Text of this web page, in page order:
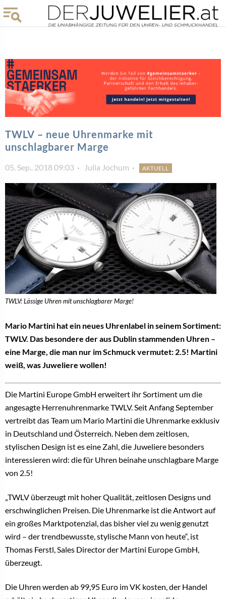
TWLV – neue Uhrenmarke mit
unschlagbarer Marge
05. Sep.. 2018 09:03 Julia Jochum AKTUELL
TWLV: Lässige Uhren mit unschlagbarer Marge!
Mario Martini hat ein neues Uhrenlabel in seinem Sortiment:
TWLV. Das besondere der aus Dublin stammenden Uhren –
eine Marge, die man nur im Schmuck vermutet: 2.5! Martini
weiß, was Juweliere wollen!
Die Martini Europe GmbH erweitert ihr Sortiment um die
angesagte Herrenuhrenmarke TWLV. Seit Anfang September
vertreibt das Team um Mario Martini die Uhrenmarke exklusiv
in Deutschland und Österreich. Neben dem zeitlosen,
stylischen Design ist es eine Zahl, die Juweliere besonders
interessieren wird: die für Uhren beinahe unschlagbare Marge
von 2.5!
„TWLV überzeugt mit hoher Qualität, zeitlosen Designs und
erschwinglichen Preisen. Die Uhrenmarke ist die Antwort auf
ein großes Marktpotenzial, das bisher viel zu wenig genutzt
wird – der trendbewusste, stylische Mann von heute“, ist
Thomas Ferstl, Sales Director der Martini Europe GmbH,
überzeugt.
Die Uhren werden ab 99,95 Euro im VK kosten, der Handel